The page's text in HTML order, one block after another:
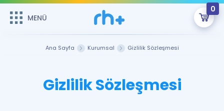
MENÜ
0
Remzi Hoca ile seni sınava hazırlayacak onlarca eğitim seni
MENÜ
Çalışma Paketleri
Ana Sayfa Kurumsal Gizlilik Sözleşmesi
Gizlilik Sözleşmesi